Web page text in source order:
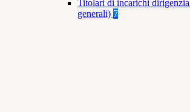
Titolari di incarichi
generali) 7